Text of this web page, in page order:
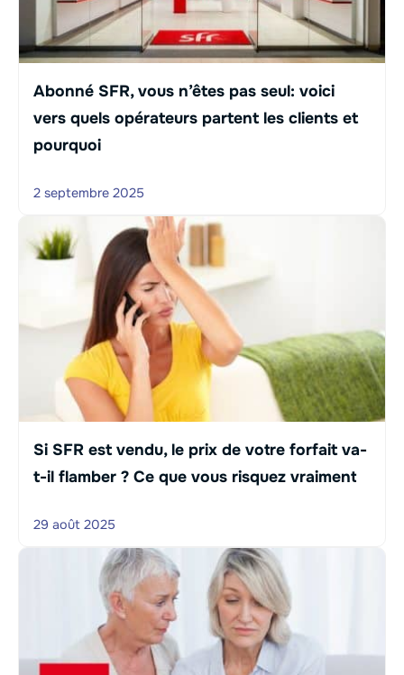
Abonné SFR, vous n’êtes pas seul: voici
vers quels opérateurs partent les clients et
pourquoi
2 septembre 2025
Si SFR est vendu, le prix de votre forfait va-
t-il flamber ? Ce que vous risquez vraiment
29 août 2025